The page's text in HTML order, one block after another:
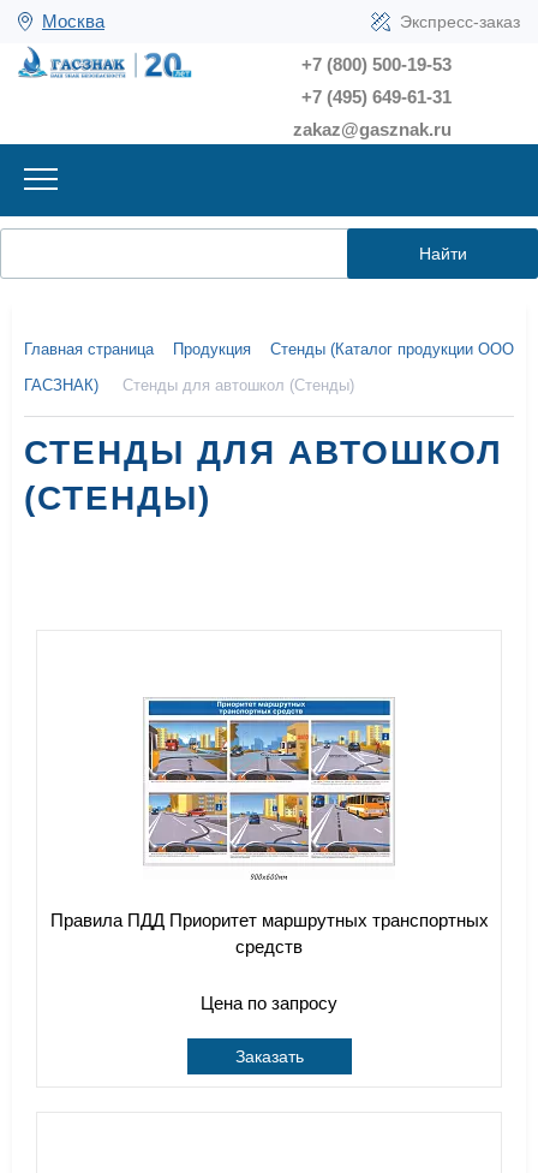
Москва Экспресс-заказ
+7 (800) 500-19-53
+7 (495) 649-61-31
zakaz@gasznak.ru
Найти
Главная страница Продукция
Стенды (Каталог продукции ООО
ГАСЗНАК)
Стенды для автошкол (Стенды)
СТЕНДЫ ДЛЯ АВТОШКОЛ
(СТЕНДЫ)
Правила ПДД Приоритет маршрутных транспортных
средств
Цена по запросу
Заказать